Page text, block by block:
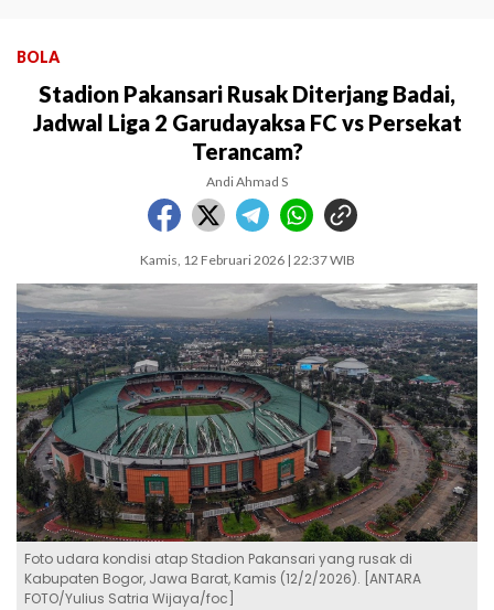
BOLA
Stadion Pakansari Rusak Diterjang Badai,
Jadwal Liga 2 Garudayaksa FC vs Persekat
Terancam?
Andi Ahmad S
Kamis, 12 Februari 2026 | 22:37 WIB
Foto udara kondisi atap Stadion Pakansari yang rusak di
Kabupaten Bogor, Jawa Barat, Kamis (12/2/2026). [ANTARA
FOTO/Yulius Satria Wijaya/foc]